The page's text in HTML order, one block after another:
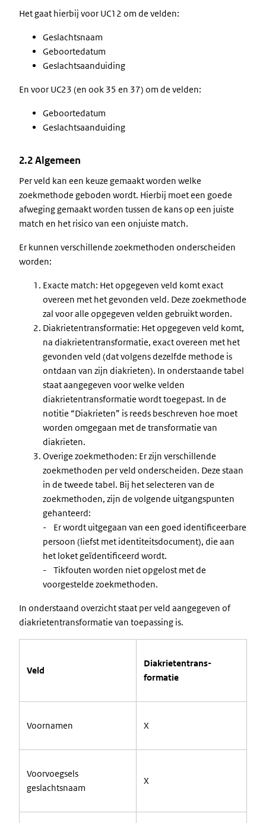
Het gaat hierbij voor UC12 om de velden:
Geslachtsnaam
Geboortedatum
Geslachtsaanduiding
En voor UC23 (en ook 35 en 37) om de velden:
Geboortedatum
Geslachtsaanduiding
2.2 Algemeen
Per veld kan een keuze gemaakt worden welke
zoekmethode geboden wordt. Hierbij moet een goede
afweging gemaakt worden tussen de kans op een juiste
match en het risico van een onjuiste match.
Er kunnen verschillende zoekmethoden onderscheiden
worden:
Exacte match: Het opgegeven veld komt exact
overeen met het gevonden veld. Deze zoekmethode
zal voor alle opgegeven velden gebruikt worden.
Diakrietentransformatie: Het opgegeven veld komt,
na diakrietentransformatie, exact overeen met het
gevonden veld (dat volgens dezelfde methode is
ontdaan van zijn diakrieten). In onderstaande tabel
staat aangegeven voor welke velden
diakrietentransformatie wordt toegepast. In de
notitie “Diakrieten” is reeds beschreven hoe moet
worden omgegaan met de transformatie van
diakrieten.
Overige zoekmethoden: Er zijn verschillende
zoekmethoden per veld onderscheiden. Deze staan
in de tweede tabel. Bij het selecteren van de
zoekmethoden, zijn de volgende uitgangspunten
gehanteerd:
- Er wordt uitgegaan van een goed identificeerbare
persoon (liefst met identiteitsdocument), die aan
het loket geïdentificeerd wordt.
- Tikfouten worden niet opgelost met de
voorgestelde zoekmethoden.
In onderstaand overzicht staat per veld aangegeven of
diakrietentransformatie van toepassing is.
Veld
Diakrietentrans-
formatie
Voornamen X
Voorvoegsels
geslachtsnaam
X